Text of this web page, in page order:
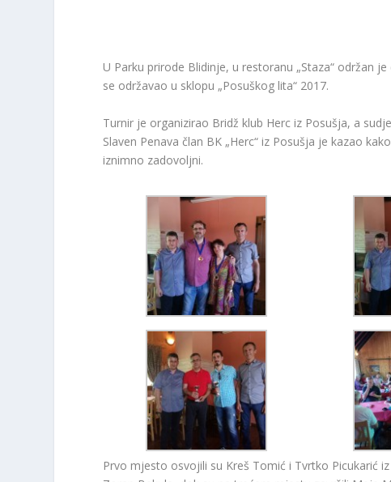
U Parku prirode Blidinje, u restoranu „Staza“ održan
se održavao u sklopu „Posuškog lita“ 2017.
Turnir je organizirao Bridž klub Herc iz Posušja, a
Slaven Penava član BK „Herc“ iz Posušja je kazao
iznimno zadovoljni.
Prvo mjesto osvojili su Kreš Tomić i Tvrtko Picukarić